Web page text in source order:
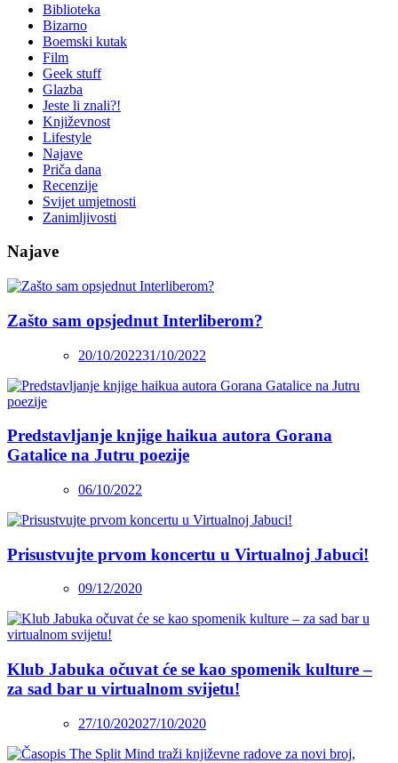
Biblioteka
Bizarno
Boemski kutak
Film
Geek stuff
Glazba
Jeste li znali?!
Književnost
Lifestyle
Najave
Priča dana
Recenzije
Svijet umjetnosti
Zanimljivosti
Najave
Zašto sam opsjednut Interliberom?
20/10/202231/10/2022
Predstavljanje knjige haikua autora Gorana
Gatalice na Jutru poezije
06/10/2022
Prisustvujte prvom koncertu u Virtualnoj Jabuci!
09/12/2020
Klub Jabuka očuvat će se kao spomenik kulture –
za sad bar u virtualnom svijetu!
27/10/202027/10/2020